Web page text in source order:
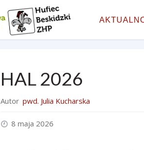
HAL 2026
Autor pwd. Julia Kucharska
8 maja 2026